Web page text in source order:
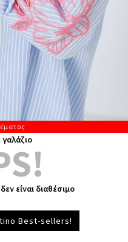
είναι διαθέσιμο
Best-sellers!